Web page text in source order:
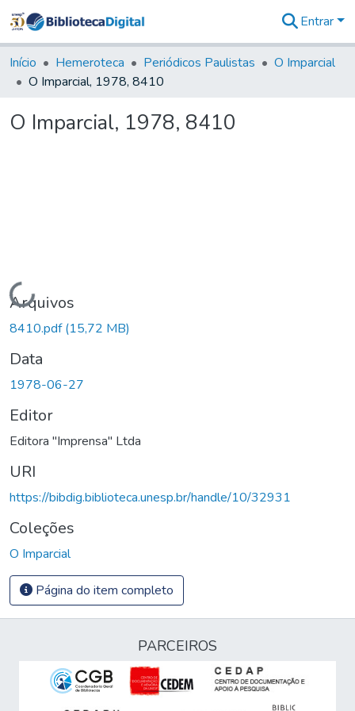
&
Coleções
Tudo na
Digital
Entrar
Início Hemeroteca Periódicos Paulistas
O Imparcial
O Imparcial, 1978, 8410
O Imparcial, 1978, 8410
Carregando...
Arquivos
8410.pdf(15,72 MB)
Data
1978-06-27
Editor
Editora "Imprensa" Ltda
URI
https://bibdig.biblioteca.unesp.br/handle/10/32931
Coleções
O Imparcial
Página do item completo
PARCEIROS